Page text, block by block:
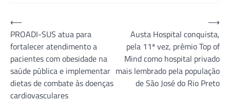
Navegação
de
Post
⟵
PROADI-SUS atua para
fortalecer atendimento a
pacientes com obesidade na
saúde pública e implementar
dietas de combate às doenças
cardiovasculares
Austa Hospital conquista,
pela 11ª vez, prêmio Top of
Mind como hospital privado
mais lembrado pela população
de São José do Rio Preto
⟶